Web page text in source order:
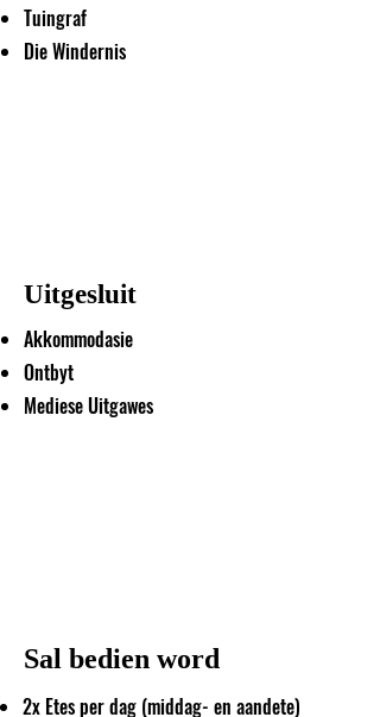
Tuingraf
Die Windernis
Uitgesluit
Akkommodasie
Ontbyt
Mediese Uitgawes
Sal bedien word
2x Etes per dag (middag- en aandete)